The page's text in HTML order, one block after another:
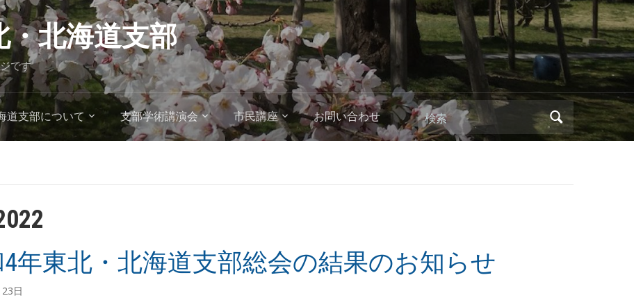
北海道支部
です
道支部について 支部学術講演会 市民講座 お問い合わせ 検索
年東北・北海道支部総会の結果のお知らせ
日